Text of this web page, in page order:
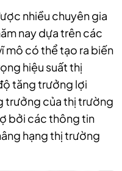
nhiều chuyên gia
nay dựa trên các
mô có thể tạo ra biến
hiệu suất thị
tăng trưởng lợi
trưởng của thị trường
bởi các thông tin
hạng thị trường